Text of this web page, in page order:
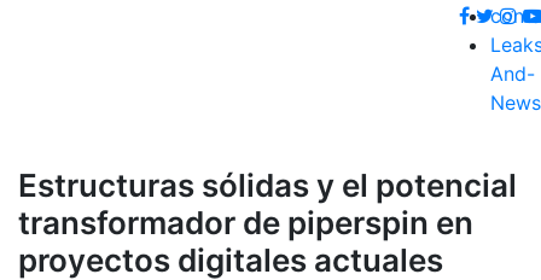
And-
News
Estructuras sólidas y el potencial
transformador de piperspin en
proyectos digitales actuales